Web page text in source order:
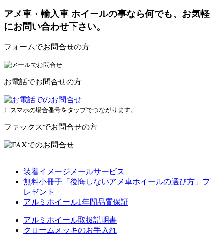
アメ車・輸入車 ホイールの事なら何でも、お気軽
にお問い合わせ下さい。
フォームでお問合せの方
お電話でお問合せの方
〉スマホの場合番号をタップでつながります。
ファックスでお問合せの方
装着イメージメールサービス
無料小冊子「後悔しないアメ車ホイールの選び方」プ
レゼント
アルミホイール1年間品質保証
アルミホイール取扱説明書
クロームメッキのお手入れ